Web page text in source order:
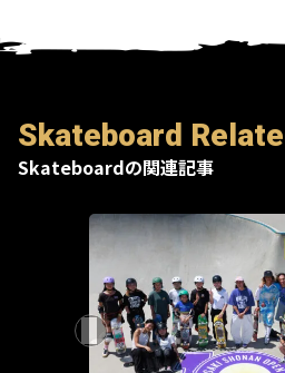
Skateboard
Skateboardの関連記事